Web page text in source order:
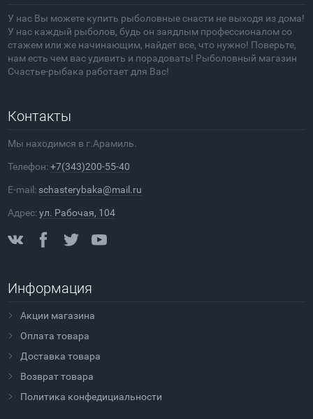
У нас Вы можете купить рыболовные снасти не выходя из дома!
У нас каждый рыболов, будь он заядлым профессионалом со
стажем или же начинающим, найдет все, что нужно! Поверьте,
нам есть чем вас удивить и порадовать! Рыболовный магазин
Счастье-рыбака работает для Вас!
Контакты
Мы находимся в г.Арамиль.
Телефон:+7(343)200-55-40
E-mail: schasterybaka@mail.ru
Адрес:ул. Рабочая, 104
Информация
Акции магазина
Оплата товара
Доставка товара
Возврат товара
Политика конфедициальности